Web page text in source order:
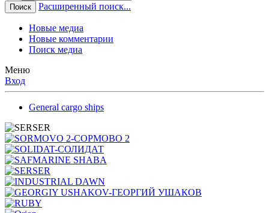
Поиск Расширенный поиск...
Новые медиа
Новые комментарии
Поиск медиа
Меню
Вход
General cargo ships